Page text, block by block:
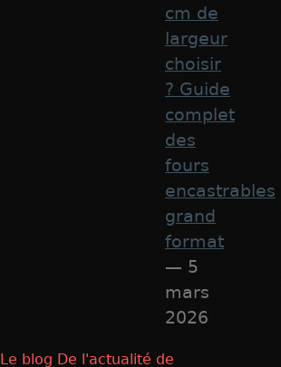
cm de
largeur
choisir
? Guide
complet
des
fours
encastrables
grand
format
— 5
mars
2026
Le blog De l'actualité de